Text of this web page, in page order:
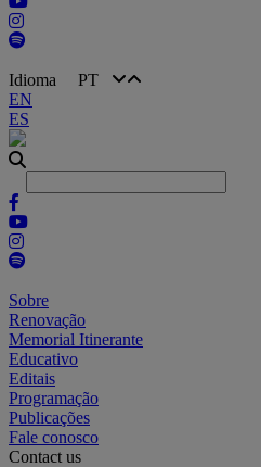
Idioma PT
EN
ES
Sobre
Renovação
Memorial Itinerante
Educativo
Editais
Programação
Publicações
Fale conosco
Contact us